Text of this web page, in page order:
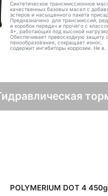
Синтетическое трансмиссионное
качественных базовых масел с
эстеров и насыщенного пакета
Предназначено для трансмиссий,
и коробок передач и прочего с
4+, работающих под высокой
Обеспечивает превосходную защиту
пенообразования, сокращает износ,
содержит ингибиторы коррозии. Не в..
POLYMERIUM DOT 4 450g